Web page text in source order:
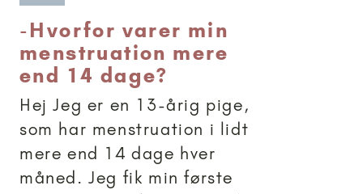
-Hvorfor varer min
menstruation mere
end 14 dage?
Hej Jeg er en 13-årig pige,
som har menstruation i lidt
mere end 14 dage hver
måned. Jeg fik min første